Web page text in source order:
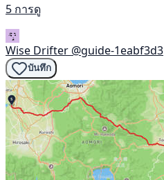
5 การดู
Wise Drifter @guide-1eabf3d3
บันทึก